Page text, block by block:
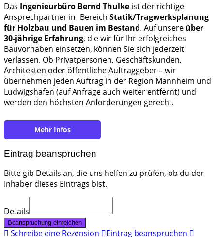
Das Ingenieurbüro Bernd Thulke ist der richtige
Ansprechpartner im Bereich Statik/Tragwerksplanung
für Holzbau und Bauen im Bestand. Auf unsere über
30-jährige Erfahrung, die wir für Ihr erfolgreiches
Bauvorhaben einsetzen, können Sie sich jederzeit
verlassen. Ob Privatpersonen, Geschäftskunden,
Architekten oder öffentliche Auftraggeber – wir
übernehmen jeden Auftrag in der Region Mannheim und
Ludwigshafen (auf Anfrage auch weiter entfernt) und
werden den höchsten Anforderungen gerecht.
https://www.ib-thulke.de
Eintrag beanspruchen
Bitte gib Details an, die uns helfen zu prüfen, ob du der
Inhaber dieses Eintrags bist.
Details
Beanspruchung einreichen
Schreibe eine Rezension
Eintrag beanspruchen